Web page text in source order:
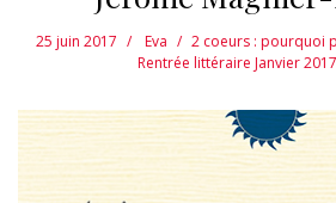
25 juin 2017 Eva 2 coeurs : pourquoi
Rentrée littéraire Janvier 2017